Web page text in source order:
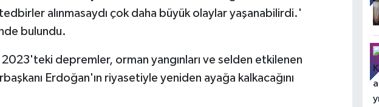
alınmasaydı çok daha büyük olaylar yaşanabilirdi.'
bulundu.
depremler, orman yangınları ve selden etkilenen
Erdoğan'ın riyasetiyle yeniden ayağa kalkacağını